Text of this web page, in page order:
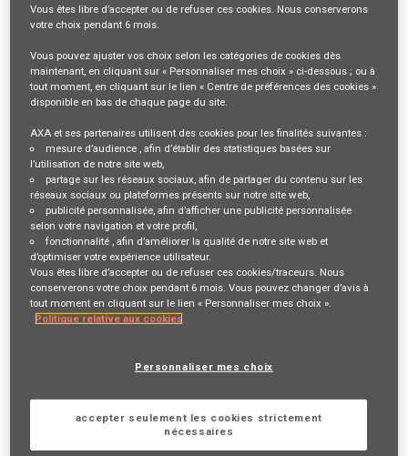
VENTES ET DISTRIBUTION
35812
mail_outline
Recevez les futures offres correspondant à cette recherche
Se connecter
ou S'inscrire
Description du poste
VOTRE RÔLE ET VOS MISSIONS
En recherche d'une activité àtemps pleinoutemps partagé
Reconnu(e) pour votreaisance relationnelle
autonomie? C'est possible avec nous !
Devenir Mandataire d'Assurance, c'est contribuer chaque jour
à une mission inspirante "Agir pour le progrès humain en
protégeant ce qui compte" en mettant en contact des
Vous êtes libre d’accepter ou de refuser ces cookies. Nous conserverons
votre choix pendant 6 mois
Vous pouvez ajuster vos choix selon les catégories de cookies dès
maintenant, en cliquant sur « Personnaliser mes choix » ci-dessous ; ou à
tout moment, en cliquant sur le lien « Centre de préférences des cookies »
disponible en bas de chaque page du site.
AXA et ses partenaires utilisent des cookies pour les finalités suivantes :
mesure d’audience , afin d’établir des statistiques basées sur
l’utilisation de notre site web,
partage sur les réseaux sociaux , afin de partager du contenu sur les
réseaux sociaux ou plateformes présents sur notre site web,
publicité personnalisée, afin d’afficher une publicité personnalisée
selon votre navigation et votre profil,
fonctionnalité , afin d’améliorer la qualité de notre site web et
d’optimiser votre expérience utilisateur.
Vous êtes libre d’accepter ou de refuser ces cookies/traceurs. Nous
conserverons votre choix pendant 6 mois. Vous pouvez changer d’avis à
tout moment en cliquant sur le lien « Personnaliser mes choix ».
Politique relative aux cookies
Personnaliser mes choix
accepter seulement les cookies strictement
nécessaires